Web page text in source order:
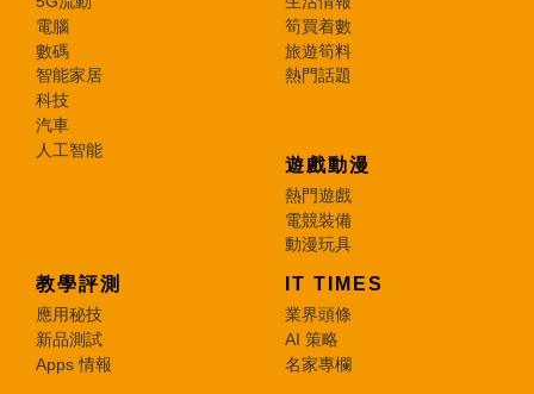
電腦
數碼
智能家居
科技
汽車
人工智能
筍買着數
旅遊筍料
熱門話題
遊戲動漫
熱門遊戲
電競裝備
動漫玩具
教學評測
應用秘技
新品測試
Apps 情報
IT TIMES
業界頭條
AI 策略
名家專欄